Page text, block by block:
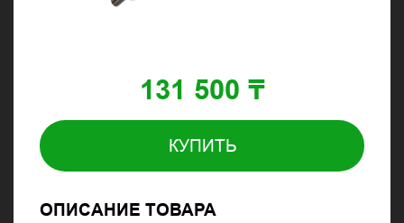
131 500 ₸
КУПИТЬ
ОПИСАНИЕ ТОВАРА